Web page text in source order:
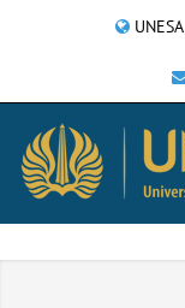
UNESA